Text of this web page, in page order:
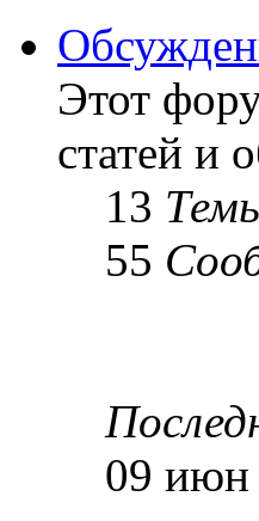
Этот
статей и
13
55
09 июн